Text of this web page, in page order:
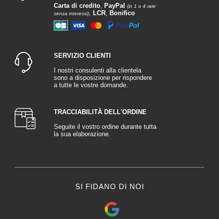
Carta di credito, PayPal
(in 1 o 4 rate
senza interessi), LCR, Bonifico
SERVIZIO CLIENTI
I nostri consulenti alla clientela
sono a disposizione per rispondere
a tutte le vostre domande.
TRACCIABILITÀ DELL'ORDINE
Seguite il vostro ordine durante tutta
la sua elaborazione.
SI FIDANO DI NOI